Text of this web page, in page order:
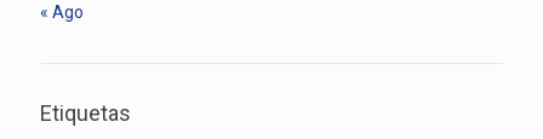
« Ago
Etiquetas